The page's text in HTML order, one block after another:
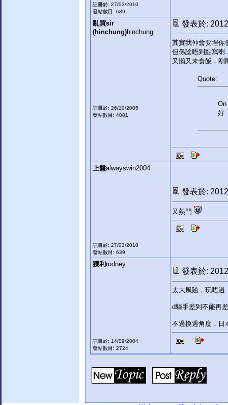
註冊於: 27/03/2010
發帖數目: 639
亂買sir
(hinchung)hinchung
註冊於: 26/10/2005
發帖數目: 4081
發表於:
其實我仲會要埋你
但係諗唔到點寫喇
又懶又未食飯，剛
Quote:
On
好
上盤alwayswin2004
註冊於: 27/03/2010
發帖數目: 639
發表於:
又熱門
獲利 rodney
註冊於: 14/09/2004
發帖數目: 2724
發表於:
太大風險，玩唔過
d騎手差到不能再
不過換過角度，日